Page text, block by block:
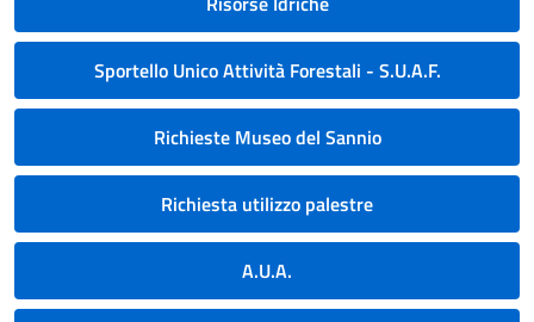
Sportello Unico Attività Forestali - S.U.A.F.
Richieste Museo del Sannio
Richiesta utilizzo palestre
A.U.A.